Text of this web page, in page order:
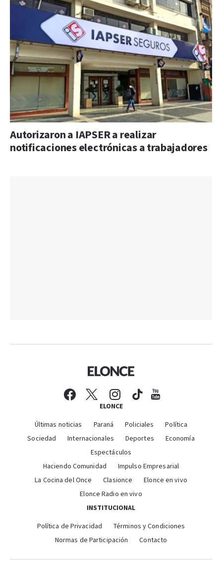
Autorizaron a IAPSER a realizar
notificaciones electrónicas a trabajadores
ELONCE
Últimas noticias Paraná Policiales
Política
Sociedad
Internacionales Deportes
Economía
Espectáculos
Haciendo Comunidad
Impulso Empresarial
La Cocina del Once
Clasionce
Elonce en vivo
Elonce Radio en vivo
INSTITUCIONAL
Política de Privacidad
Términos y Condiciones
Normas de Participación
Contacto